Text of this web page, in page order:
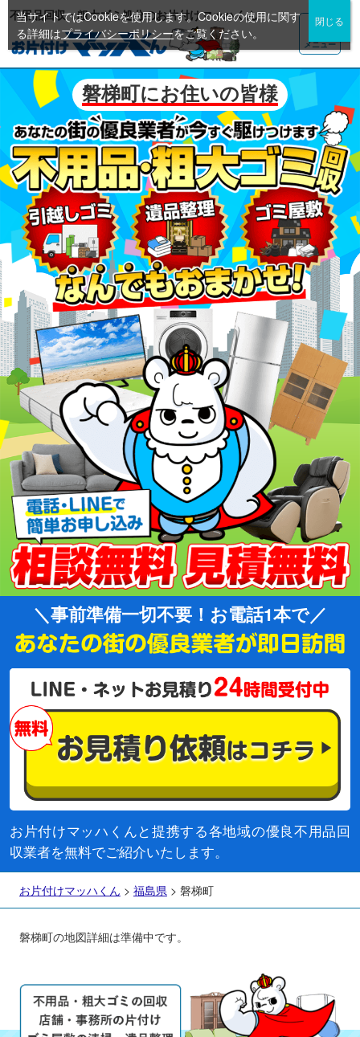
不用品回収・粗大ゴミ処分のお片付けマッハくん
メニュー
磐梯町にお住いの皆様
事前準備一切不要！お電話1本で
お片付けマッハくんと提携する各地域の優良不用品回
収業者を無料でご紹介いたします。
お片付けマッハくん > 福島県 > 磐梯町
磐梯町の地図詳細は準備中です。
当サイトではCookieを使用します。Cookieの使用に関す
る詳細はプライバシーポリシーをご覧ください。